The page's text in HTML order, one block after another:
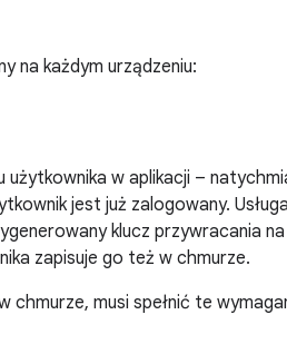
na każdym urządzeniu:
w aplikacji –
jest już zalogowany.
klucz przywracania
zapisuje go też w chmurze.
chmurze, musi spełnić te